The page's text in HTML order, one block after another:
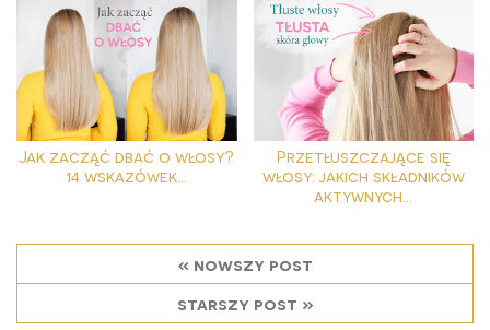
Jak zacząć dbać o włosy?
14 wskazówek...
Przetłuszczające się
włosy: jakich składników
aktywnych...
« nowszy post
starszy post »